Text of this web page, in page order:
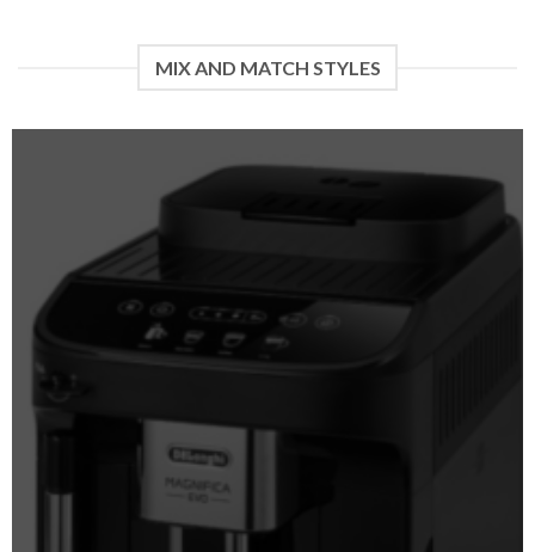
MIX AND MATCH STYLES